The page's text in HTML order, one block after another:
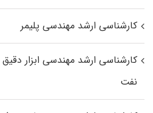
کارشناسی ارشد مهندسی پلیمر
کارشناسی ارشد مهندسی ابزار
نفت